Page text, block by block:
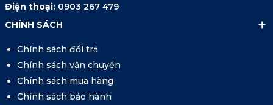
Điện thoại: 0903 267 479
CHÍNH SÁCH
Chính sách đổi trả
Chính sách vận chuyển
Chính sách mua hàng
Chính sách bảo hành